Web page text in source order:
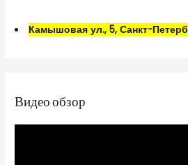
Камышовая ул., 5, Санкт-
Видео обзор